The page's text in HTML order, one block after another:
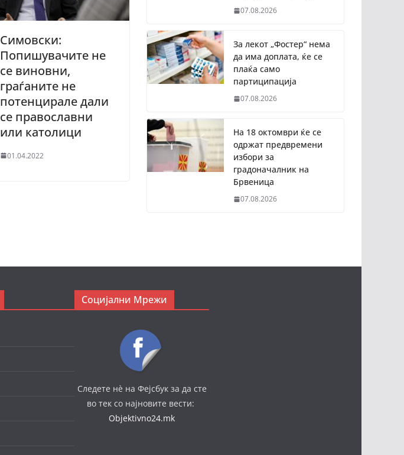
Симовски:
Попишувачите не
се виновни,
граѓаните не
потенцирале дали
се православни
или католици
01.04.2022
07.08.2026
За лекот „Фостер“ нема
да има доплата, ќе се
плаќа само
партиципација
07.08.2026
На 18 октомври ќе се
одржат предвремени
избори за
градоначалник на
Брвеница
07.08.2026
Социјални Мрежи
Следете нè на Фејсбук за да сте
во тек со најновите вести:
Objektivno24.mk